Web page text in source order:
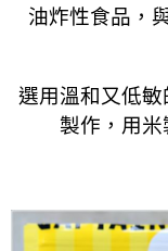
油炸性食品，
選用溫和又低敏
製作，用